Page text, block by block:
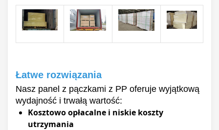
Łatwe rozwiązania
Nasz panel z pączkami z PP oferuje wyjątkową
wydajność i trwałą wartość:
Kosztowo opłacalne i niskie koszty
utrzymania